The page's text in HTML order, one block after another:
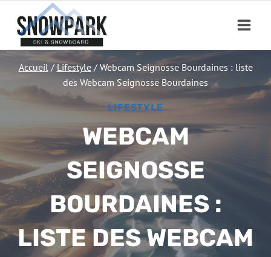
contenu
Accueil / Lifestyle / Webcam Seignosse Bourdaines : liste
des Webcam Seignosse Bourdaines
LIFESTYLE
WEBCAM
SEIGNOSSE
BOURDAINES :
LISTE DES WEBCAM